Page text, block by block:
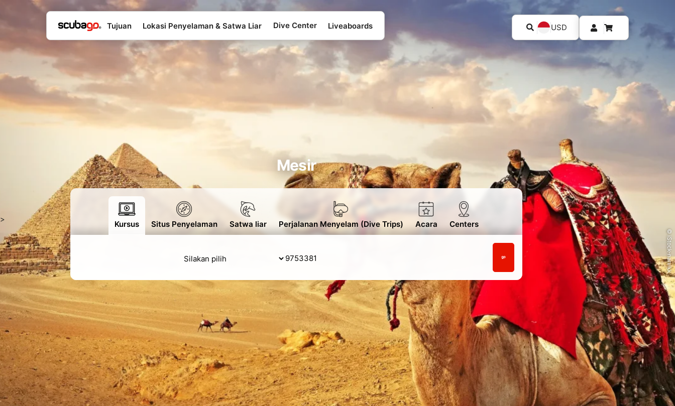
Tujuan Lokasi Penyelaman & Satwa Liar Dive Center Liveaboards USD
>
Mesir
Kursus Situs Penyelaman Satwa liar Perjalanan Menyelam (Dive Trips) Acara Centers
© iStock-narvikk